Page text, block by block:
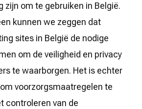
zijn om te gebruiken in België.
kunnen we zeggen dat
sites in België de nodige
om de veiligheid en privacy
te waarborgen. Het is echter
voorzorgsmaatregelen te
controleren van de